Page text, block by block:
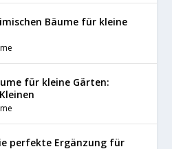
Bäume für kleine
für kleine Gärten:
perfekte Ergänzung für